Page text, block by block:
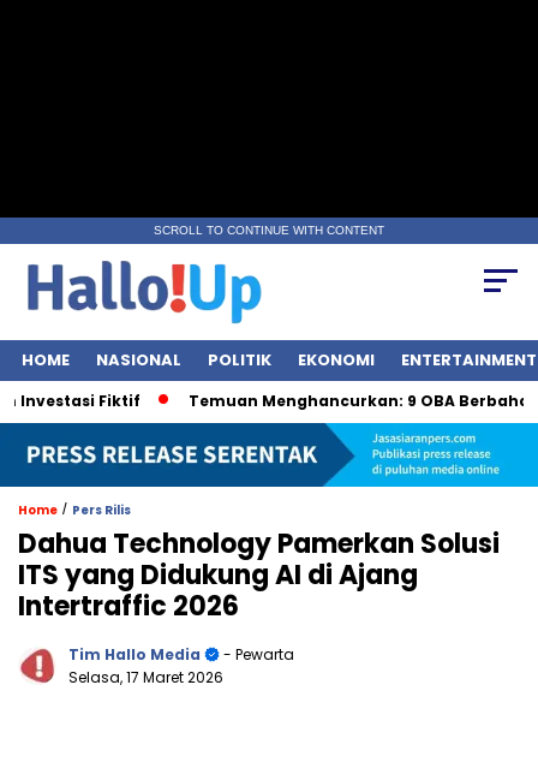
SCROLL TO CONTINUE WITH CONTENT
HOME NASIONAL POLITIK EKONOMI ENTERTAINMENT
Fiktif Temuan Menghancurkan: 9 OBA Berbahaya oleh
Home / Pers Rilis
Dahua Technology Pamerkan Solusi
ITS yang Didukung AI di Ajang
Intertraffic 2026
Tim Hallo Media
- Pewarta
Selasa, 17 Maret 2026